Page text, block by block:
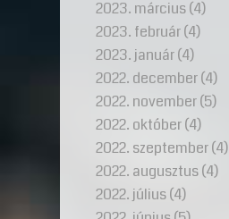
2023. március(4)
2023. február(4)
2023. január(4)
2022. december(4)
2022. november(5)
2022. október(4)
2022. szeptember(4)
2022. augusztus(4)
2022. július(4)